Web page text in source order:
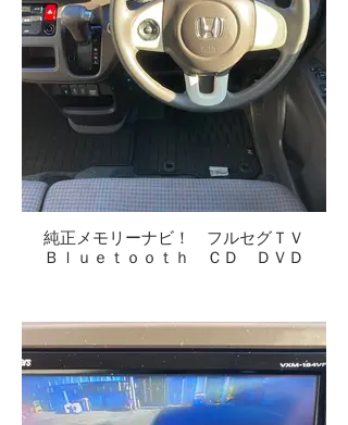
純正メモリーナビ！ フルセグＴＶ
Ｂｌｕｅｔｏｏｔｈ ＣＤ ＤＶＤ